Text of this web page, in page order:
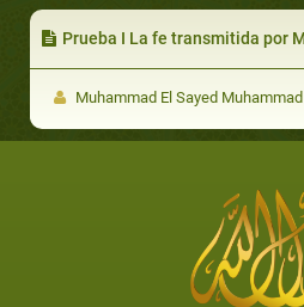
Muhammad El Sayed Muhammad